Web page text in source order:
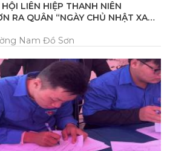
LIÊN HIỆP THANH NIÊN
RA QUÂN “NGÀY CHỦ NHẬT XANH
Nam Đồ Sơn